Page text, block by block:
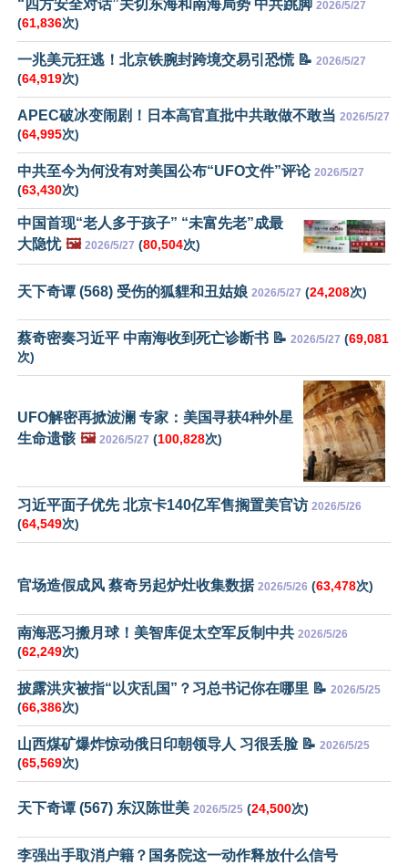
“四方安全对话”关切东海和南海局势 中共跳脚 2026/5/27
(61,836次)
一兆美元狂逃！北京铁腕封跨境交易引恐慌 📝 2026/5/27
(64,919次)
APEC破冰变闹剧！日本高官直批中共敢做不敢当 2026/5/27
(64,995次)
中共至今为何没有对美国公布“UFO文件”评论 2026/5/27
(63,430次)
中国首现“老人多于孩子” “未富先老”成最
大隐忧 🖼️ 2026/5/27 (80,504次)
天下奇谭 (568) 受伤的狐貍和丑姑娘 2026/5/27 (24,208次)
蔡奇密奏习近平 中南海收到死亡诊断书 📝 2026/5/27 (69,081
次)
UFO解密再掀波澜 专家：美国寻获4种外星
生命遗骸 🖼️ 2026/5/27 (100,828次)
习近平面子优先 北京卡140亿军售搁置美官访 2026/5/26
(64,549次)
官场造假成风 蔡奇另起炉灶收集数据 2026/5/26 (63,478次)
南海恶习搬月球！美智库促太空军反制中共 2026/5/26
(62,249次)
披露洪灾被指“以灾乱国”？习总书记你在哪里 📝 2026/5/25
(66,386次)
山西煤矿爆炸惊动俄日印朝领导人 习很丢脸 📝 2026/5/25
(65,569次)
天下奇谭 (567) 东汉陈世美 2026/5/25 (24,500次)
李强出手取消户籍？国务院这一动作释放什么信号